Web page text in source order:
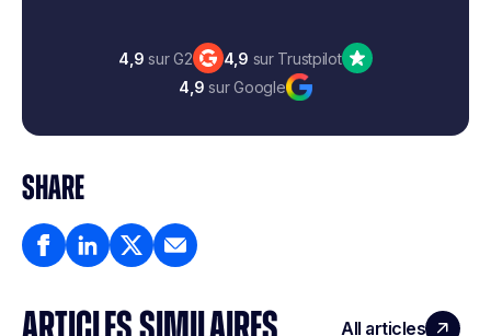
4,9 sur G2 4,9 sur Trustpilot
4,9 sur Google
SHARE
All articles